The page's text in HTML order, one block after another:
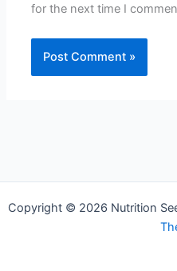
for the next time I
Copyright © 2026 Nutrition